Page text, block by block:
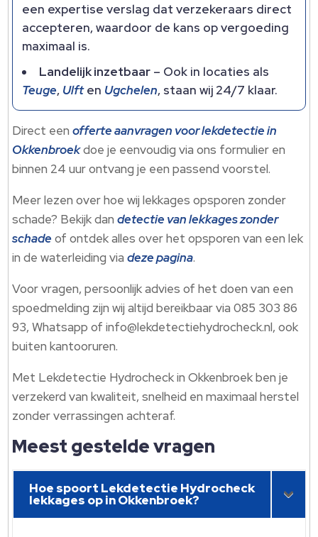
een expertise verslag dat verzekeraars direct
accepteren, waardoor de kans op vergoeding
maximaal is.​
Landelijk inzetbaar – Ook in locaties als
Teuge, Ulften Ugchelen, staan wij 24/7 klaar.​
Direct eenofferte aanvragen voor lekdetectie in
Okkenbroekdoe je eenvoudig via ons formulier en
binnen 24 uur ontvang je een passend voorstel.​
Meer lezen over hoe wij lekkages opsporen zonder
schade? Bekijk dandetectie van lekkages zonder
schade of ontdek alles over het opsporen van een lek
in de waterleiding viadeze pagina.​
Voor vragen, persoonlijk advies of het doen van een
spoedmelding zijn wij altijd bereikbaar via 085 303 86
93, Whatsapp of info@lekdetectiehydrocheck.​nl, ook
buiten kantooruren.​
Met Lekdetectie Hydrocheck in Okkenbroek ben je
verzekerd van kwaliteit, snelheid en maximaal herstel
zonder verrassingen achteraf.​
Meest gestelde vragen
Hoe spoort Lekdetectie Hydrocheck
lekkages op in Okkenbroek?